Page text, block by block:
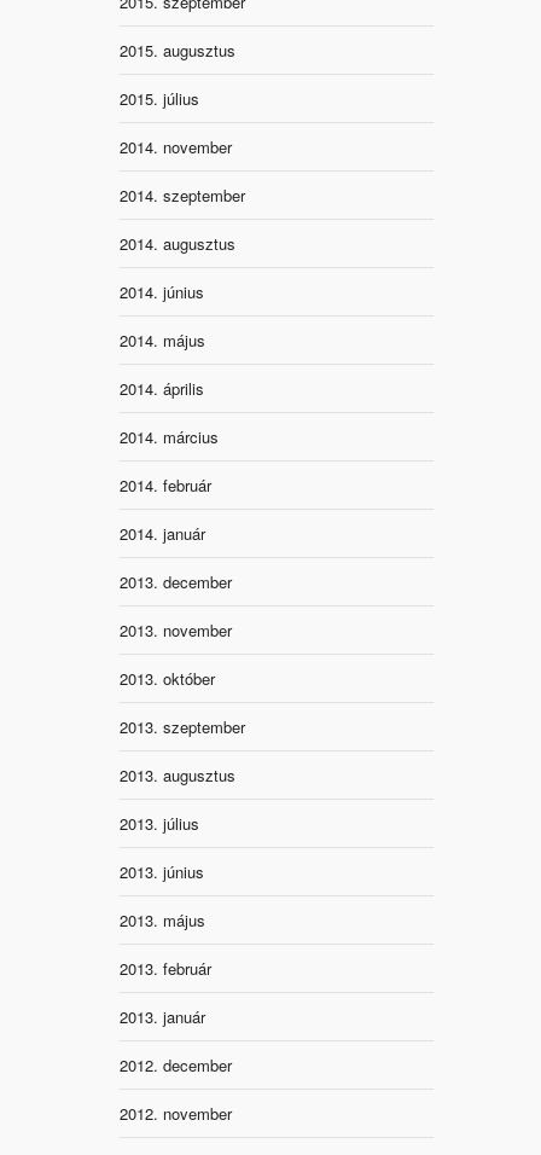
2015. augusztus
2015. július
2014. november
2014. szeptember
2014. augusztus
2014. június
2014. május
2014. április
2014. március
2014. február
2014. január
2013. december
2013. november
2013. október
2013. szeptember
2013. augusztus
2013. július
2013. június
2013. május
2013. február
2013. január
2012. december
2012. november